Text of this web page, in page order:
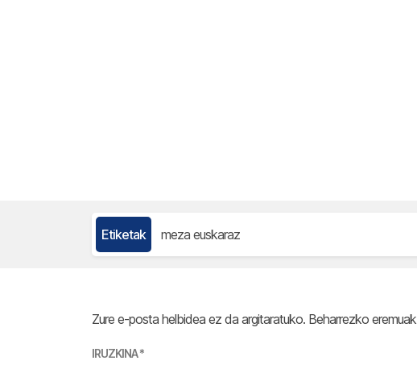
Etiketak meza euskaraz
Zure e-posta helbidea ez da argitaratuko. Beharrezko eremuak
IRUZKINA*